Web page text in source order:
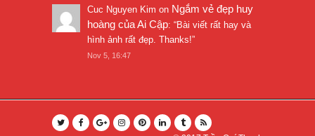
Cuc Nguyen Kim on Ngắm vẻ đẹp huy
hoàng của Ai Cập: “Bài viết rất hay và
hình ảnh rất đẹp. Thanks!”
Nov 5, 16:47